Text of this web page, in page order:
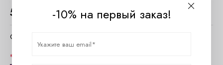
5940 руб.
Очистить параметры
-10% на первый заказ!